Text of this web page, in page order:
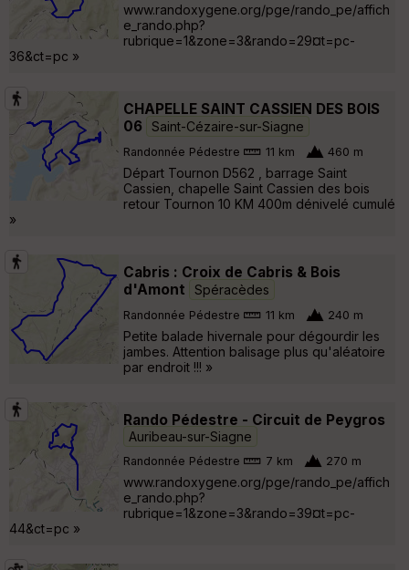
www.randoxygene.org/pge/rando_pe/affich
e_rando.php?
rubrique=1&zone=3&rando=29¤t=pc-
36&ct=pc »
CHAPELLE SAINT CASSIEN DES BOIS
06
Saint-Cézaire-sur-Siagne
Randonnée Pédestre 11 km 460 m
Départ Tournon D562 , barrage Saint
Cassien, chapelle Saint Cassien des bois
retour Tournon 10 KM 400m dénivelé cumulé
»
Cabris : Croix de Cabris & Bois
d'Amont
Spéracèdes
Randonnée Pédestre 11 km 240 m
Petite balade hivernale pour dégourdir les
jambes. Attention balisage plus qu'aléatoire
par endroit !!! »
Rando Pédestre - Circuit de Peygros
Auribeau-sur-Siagne
Randonnée Pédestre 7 km 270 m
www.randoxygene.org/pge/rando_pe/affich
e_rando.php?
rubrique=1&zone=3&rando=39¤t=pc-
44&ct=pc »